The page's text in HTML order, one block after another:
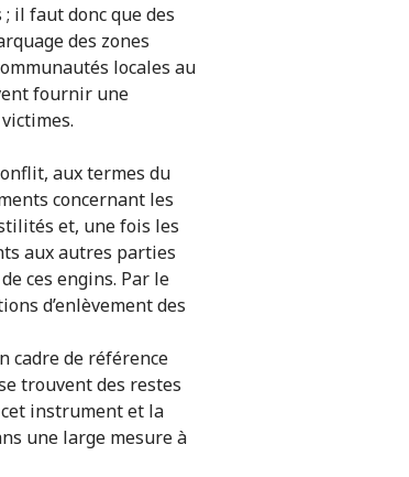
il faut donc que des
des zones
locales au
fournir une
aux termes du
concernant les
et, une fois les
aux autres parties
ces engins. Par le
d’enlèvement des
cadre de référence
trouvent des restes
cet instrument et la
une large mesure à